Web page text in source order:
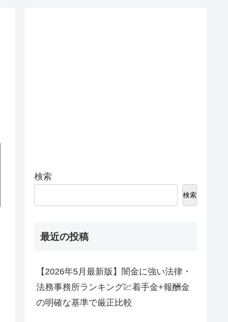
検索
検索
最近の投稿
【2026年5月最新版】闇金に強い法律・
法務事務所ランキング💹着手金+報酬金
の明確な基準で厳正比較